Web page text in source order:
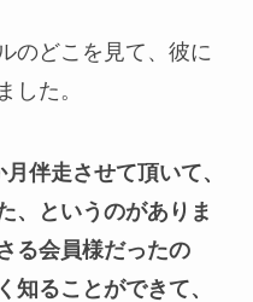
のどこを見て、彼に
した。
伴走させて頂いて、
、というのがありま
る会員様だったの
知ることができて、